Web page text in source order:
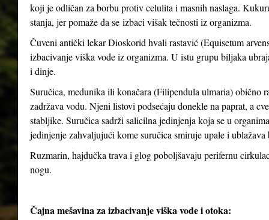
koji je odličan za borbu protiv celulita i masnih naslaga.
stanja, jer pomaže da se izbaci višak tečnosti iz organizma.
Čuveni antički lekar Dioskorid hvali rastavić (Equisetum
izbacivanje viška vode iz organizma. U istu grupu biljaka
i dinje.
Suručica, medunika ili konačara (Filipendula ulmaria) obično
zadržava vodu. Njeni listovi podsećaju donekle na paprat, a
stabljike. Suručica sadrži salicilna jedinjenja koja se u
jedinjenje zahvaljujući kome suručica smiruje upale i
Ruzmarin, hajdučka trava i glog poboljšavaju perifernu
nogu.
Čajna mešavina za izbacivanje viška vode i otoka: